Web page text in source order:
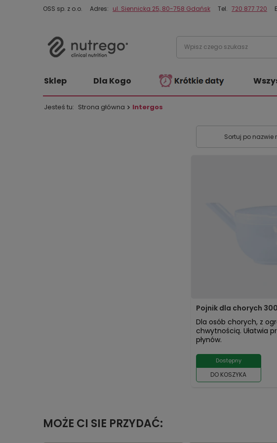
OSS sp. z o.o. Adres: ul. Siennicka 25, 80-758 Gdańsk Tel. 720 877 720
Sklep Dla Kogo
Jesteś tu: Strona główna Intergos
Sortuj po nazwie
Pojnik dla chorych
Dla osób chorych, z
chwytnością. Ułatwia
płynów.
Dostępny
DO KOSZYKA
MOŻE CI SIE PRZYDAĆ: